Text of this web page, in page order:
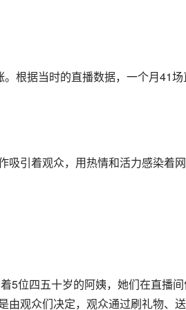
根据当时的直播数据，一个月41场
吸引着观众，用热情和活力感染着
5位四五十岁的阿姨，她们在直播
由观众们决定，观众通过刷礼物、